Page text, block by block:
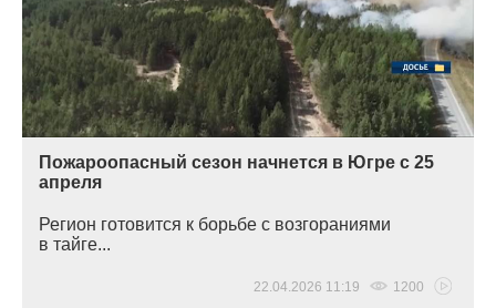
Пожароопасный сезон начнется в Югре с 25
апреля
Регион готовится к борьбе с возгораниями
в тайге...
22.04.2026 11:19 1200